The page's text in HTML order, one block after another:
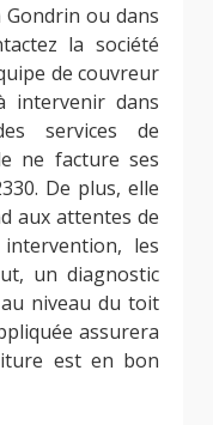
ou dans
la société
de couvreur
intervenir dans
services de
ne facture ses
De plus, elle
aux attentes de
les
un diagnostic
niveau du toit
assurera
est en bon